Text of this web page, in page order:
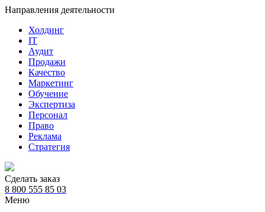
Направления деятельности
Холдинг
IT
Аудит
Продажи
Качество
Маркетинг
Обучение
Экспертиза
Персонал
Право
Реклама
Стратегия
Сделать заказ
8 800 555 85 03
Меню